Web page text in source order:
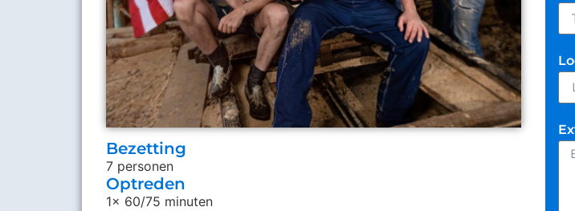
Bezetting
7 personen
Optreden
1x 60/75 minuten